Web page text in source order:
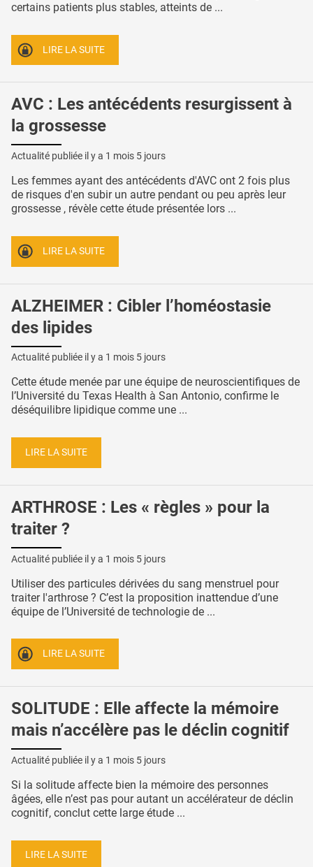
certains patients plus stables, atteints de ...
LIRE LA SUITE
AVC : Les antécédents resurgissent à
la grossesse
Actualité publiée il y a 1 mois 5 jours
Les femmes ayant des antécédents d'AVC ont 2 fois plus
de risques d'en subir un autre pendant ou peu après leur
grossesse , révèle cette étude présentée lors ...
LIRE LA SUITE
ALZHEIMER : Cibler l’homéostasie
des lipides
Actualité publiée il y a 1 mois 5 jours
Cette étude menée par une équipe de neuroscientifiques de
l’Université du Texas Health à San Antonio, confirme le
déséquilibre lipidique comme une ...
LIRE LA SUITE
ARTHROSE : Les « règles » pour la
traiter ?
Actualité publiée il y a 1 mois 5 jours
Utiliser des particules dérivées du sang menstruel pour
traiter l'arthrose ? C’est la proposition inattendue d’une
équipe de l’Université de technologie de ...
LIRE LA SUITE
SOLITUDE : Elle affecte la mémoire
mais n’accélère pas le déclin cognitif
Actualité publiée il y a 1 mois 5 jours
Si la solitude affecte bien la mémoire des personnes
âgées, elle n’est pas pour autant un accélérateur de déclin
cognitif, conclut cette large étude ...
LIRE LA SUITE